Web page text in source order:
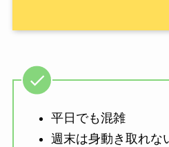
平日でも混雑
週末は身動き取れな